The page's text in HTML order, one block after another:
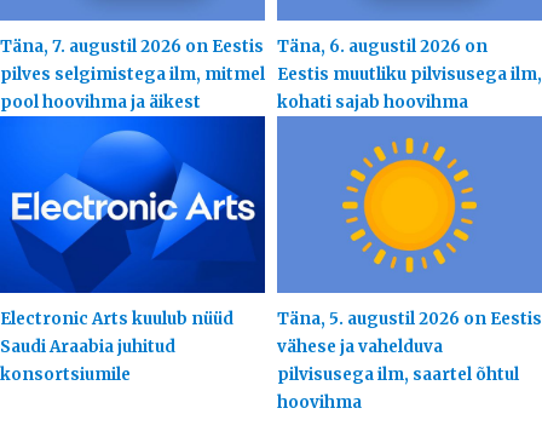
Täna, 7. augustil 2026 on Eestis
pilves selgimistega ilm, mitmel
pool hoovihma ja äikest
Täna, 6. augustil 2026 on
Eestis muutliku pilvisusega ilm,
kohati sajab hoovihma
Electronic Arts kuulub nüüd
Saudi Araabia juhitud
konsortsiumile
Täna, 5. augustil 2026 on Eestis
vähese ja vahelduva
pilvisusega ilm, saartel õhtul
hoovihma